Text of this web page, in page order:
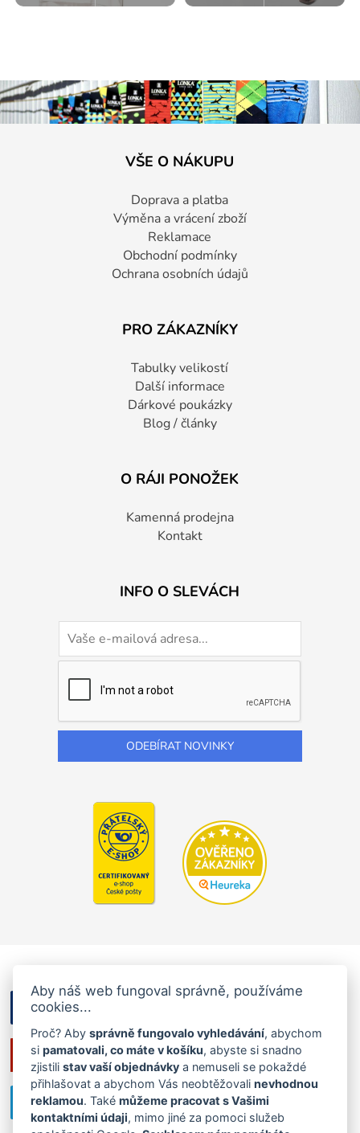
VŠE O NÁKUPU
Doprava a platba
Výměna a vrácení zboží
Reklamace
Obchodní podmínky
Ochrana osobních údajů
PRO ZÁKAZNÍKY
Tabulky velikostí
Další informace
Dárkové poukázky
Blog / články
O RÁJI PONOŽEK
Kamenná prodejna
Kontakt
INFO O SLEVÁCH
Aby náš web fungoval správně, používáme
cookies...
Proč? Abysprávně fungovalo vyhledávání, abychom
sipamatovali, co máte v košíku, abyste si snadno
zjistilistav vaší objednávky a nemuseli se pokaždé
přihlašovat a abychom Vás neobtěžovalinevhodnou
reklamou. Takémůžeme pracovat s Vašimi
kontaktními údaji, mimo jiné za pomoci služeb